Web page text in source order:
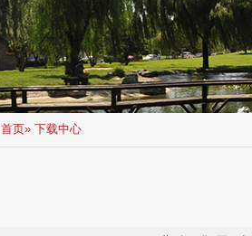
首页» 下载中心